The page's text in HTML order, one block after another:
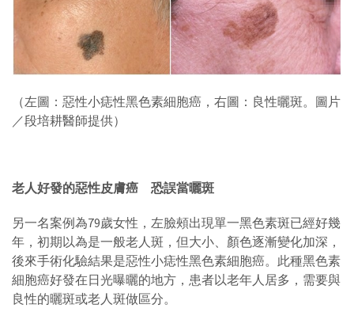
（左圖：惡性小痣性黑色素細胞癌，右圖：良性曬斑。圖片
／段培耕醫師提供）
老人好發的惡性皮膚癌 恐誤當曬斑
另一名案例為79歲女性，左臉頰出現單一黑色素斑已經好幾
年，初期以為是一般老人斑，但大小、顏色逐漸變化加深，
後來手術化驗結果是惡性小痣性黑色素細胞癌。此種黑色素
細胞癌好發在日光曝曬的地方，患者以老年人居多，需要與
良性的曬斑或老人斑做區分。